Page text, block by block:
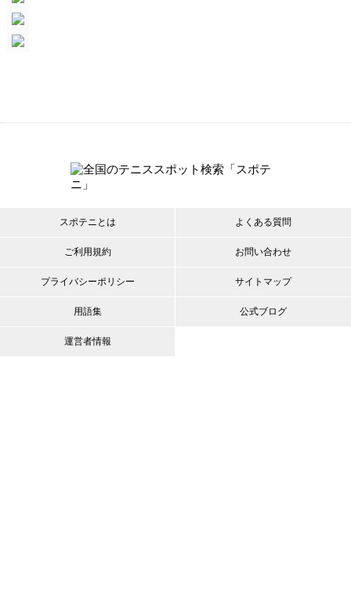
スポテニとは
ご利用規約
プライバシーポリシー
用語集
運営者情報
よくある質問
お問い合わせ
サイトマップ
公式ブログ